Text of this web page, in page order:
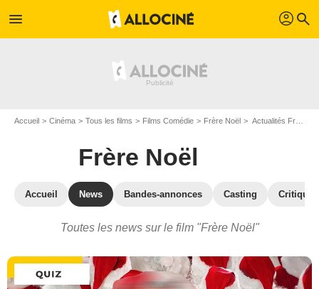
menu profil search
Accueil Cinéma Tous les films Films Comédie Frère Noël Actualités Frère Noël
Frère Noël
Accueil News Bandes-annonces Casting
Toutes les news sur le film "Frère Noël"